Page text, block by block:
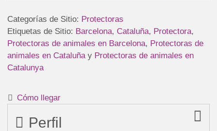
Categorías de Sitio: Protectoras
Etiquetas de Sitio: Barcelona, Cataluña, Protectora,
Protectoras de animales en Barcelona, Protectoras de
animales en Cataluña y Protectoras de animales en
Catalunya
Cómo llegar
Perfil